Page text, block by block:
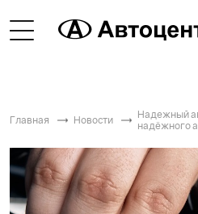
Главная Новости
Надежный
надёжного